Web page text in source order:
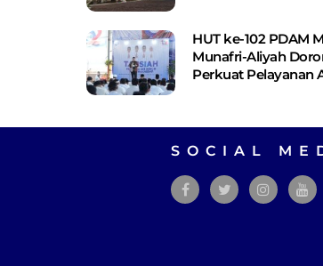
HUT ke-102 PDAM
Munafri-Aliyah
Perkuat Pelayanan
SOCIAL